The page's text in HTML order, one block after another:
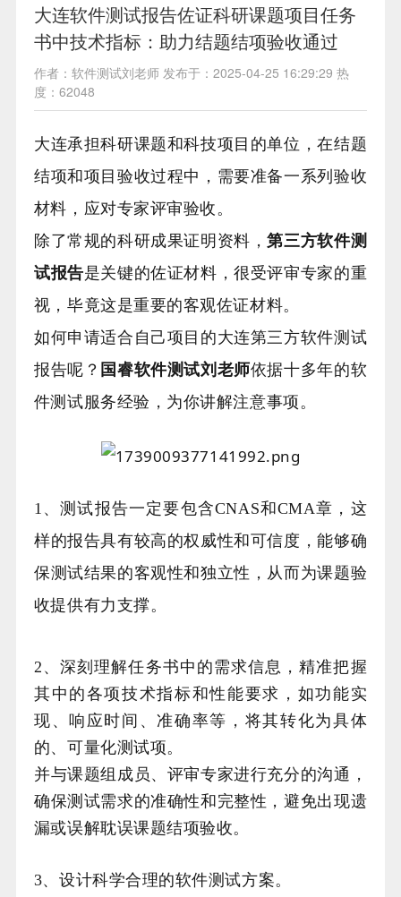
大连软件测试报告佐证科研课题项目任务
书中技术指标：助力结题结项验收通过
作者：软件测试刘老师 发布于：2025-04-25 16:29:29 热
度：62048
大连承担科研课题和科技项目的单位，在结题
结项和项目验收过程中，需要准备一系列验收
材料，应对专家评审验收。
除了常规的科研成果证明资料，第三方软件测
试报告是关键的佐证材料，很受评审专家的重
视，毕竟这是重要的客观佐证材料。
如何申请适合自己项目的大连第三方软件测试
报告呢？ 国睿软件测试刘老师依据十多年的软
件测试服务经验，为你讲解注意事项。
1、测试报告一定要包含CNAS和CMA章，这
样的报告具有较高的权威性和可信度，能够确
保测试结果的客观性和独立性，从而为课题验
收提供有力支撑。
2、深刻理解任务书中的需求信息，精准把握
其中的各项技术指标和性能要求，如功能实
现、响应时间、准确率等，将其转化为具体
的、可量化测试项。
并与课题组成员、评审专家进行充分的沟通，
确保测试需求的准确性和完整性，避免出现遗
漏或误解耽误课题结项验收。
3、设计科学合理的软件测试方案。